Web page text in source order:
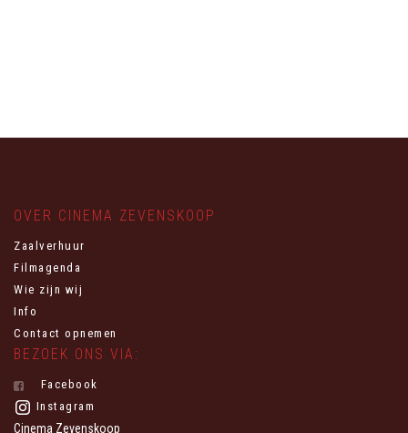
OVER CINEMA ZEVENSKOOP
Zaalverhuur
Filmagenda
Wie zijn wij
Info
Contact opnemen
BEZOEK ONS VIA:
Facebook
Instagram
Cinema Zevenskoop